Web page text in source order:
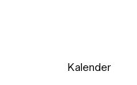
Kalender